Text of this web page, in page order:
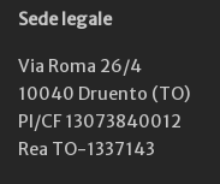
Sede legale
Via Roma 26/4
10040 Druento (TO)
PI/CF 13073840012
Rea TO-1337143